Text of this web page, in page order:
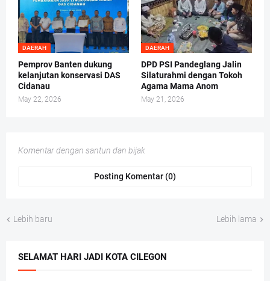
DAERAH
Pemprov Banten dukung
kelanjutan konservasi DAS
Cidanau
May 22, 2026
DAERAH
DPD PSI Pandeglang Jalin
Silaturahmi dengan Tokoh
Agama Mama Anom
May 21, 2026
Komentar dengan santun dan bijak
Posting Komentar (0)
Lebih baru Lebih lama
SELAMAT HARI JADI KOTA CILEGON